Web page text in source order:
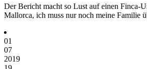
Der Bericht macht so Lust auf einen Finca-
Mallorca, ich muss nur noch meine Familie
01
07
2019